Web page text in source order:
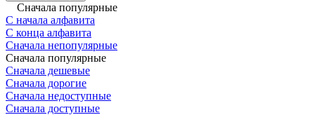
Сначала популярные
С начала алфавита
С конца алфавита
Сначала непопулярные
Сначала популярные
Сначала дешевые
Сначала дорогие
Сначала недоступные
Сначала доступные